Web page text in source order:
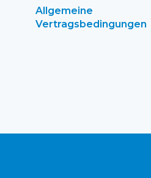
Allgemeine
Vertragsbedingungen